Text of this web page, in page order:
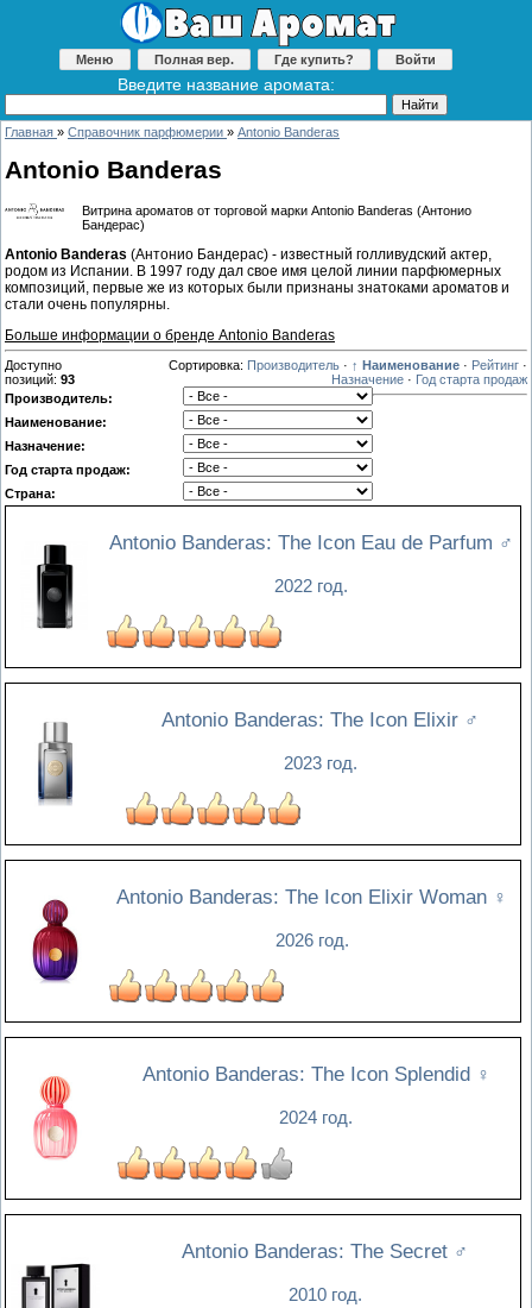
Меню Полная вер. Где купить? Войти
Введите название аромата:
Главная » Справочник парфюмерии » Antonio Banderas
Antonio Banderas
Витрина ароматов от торговой марки Antonio Banderas (Антонио
Бандерас)
Antonio Banderas (Антонио Бандерас) - известный голливудский актер,
родом из Испании. В 1997 году дал свое имя целой линии парфюмерных
композиций, первые же из которых были признаны знатоками ароматов и
стали очень популярны.
Больше информации о бренде Antonio Banderas
Доступно
позиций: 93
Сортировка: Производитель · ↑ Наименование · Рейтинг ·
Назначение · Год старта продаж
Производитель:
Наименование:
Назначение:
Год старта продаж:
Страна:
Antonio Banderas: The Icon Eau de Parfum ♂
2022 год.
Antonio Banderas: The Icon Elixir ♂
2023 год.
Antonio Banderas: The Icon Elixir Woman ♀
2026 год.
Antonio Banderas: The Icon Splendid ♀
2024 год.
Antonio Banderas: The Secret ♂
2010 год.